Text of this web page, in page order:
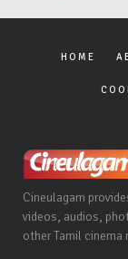
HOME
Cineulagam
videos, audios,
other Tamil cinema